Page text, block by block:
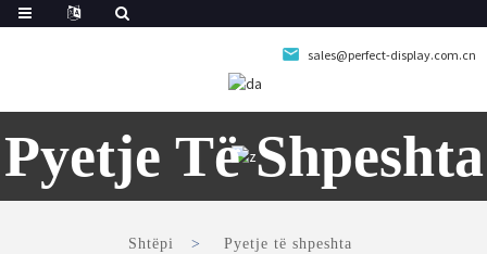
sales@perfect-display.com.cn
Pyetje Të Shpeshta
Shtëpi Pyetje të shpeshta